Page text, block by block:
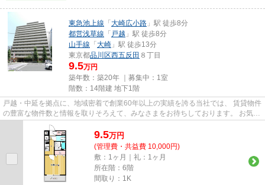
東急池上線 「 大崎広小路 」駅 徒歩8分
都営浅草線 「 戸越 」駅 徒歩8分
山手線 「 大崎 」駅 徒歩13分
東京都品川区西五反田 ８丁目
9.5万円
築年数：築20年 ｜募集中： 1室
階数：14階建 地下1階
戸越・中延を拠点に、地域密着で創業60年以上の実績を誇る当社では、 賃貸物件
の豊富な物件数と情報を取りそろえて、みなさまをお待ちしております。 お気軽
にお問い合わせください。 ...
9.5万円
(管理費・共益費 10,000円)
敷：1ヶ月｜礼：1ヶ月
所在階：6階
間取り：1K